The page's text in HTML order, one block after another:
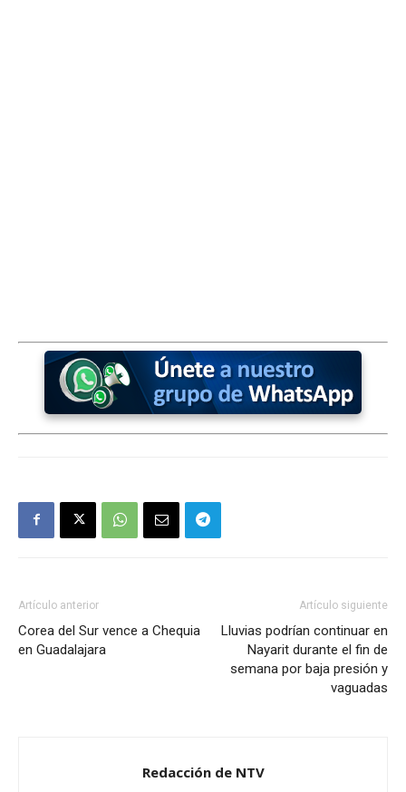
Artículo anterior
Corea del Sur vence a Chequia
en Guadalajara
Artículo siguiente
Lluvias podrían continuar en
Nayarit durante el fin de
semana por baja presión y
vaguadas
Redacción de NTV